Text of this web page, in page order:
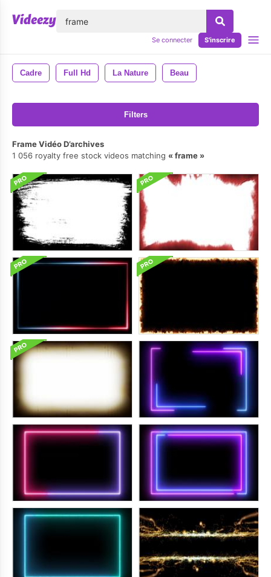
Se connecter S'inscrire
Cadre Full Hd La Nature Beau
Filters
Frame Vidéo D’archives
1 056 royalty free stock videos matching
frame